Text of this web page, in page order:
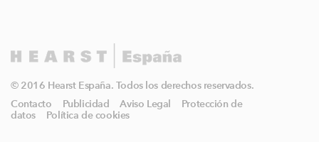
© 2016 Hearst España. Todos los derechos reservados.
Contacto
Publicidad Aviso Legal
Protección de
datos
Política de cookies